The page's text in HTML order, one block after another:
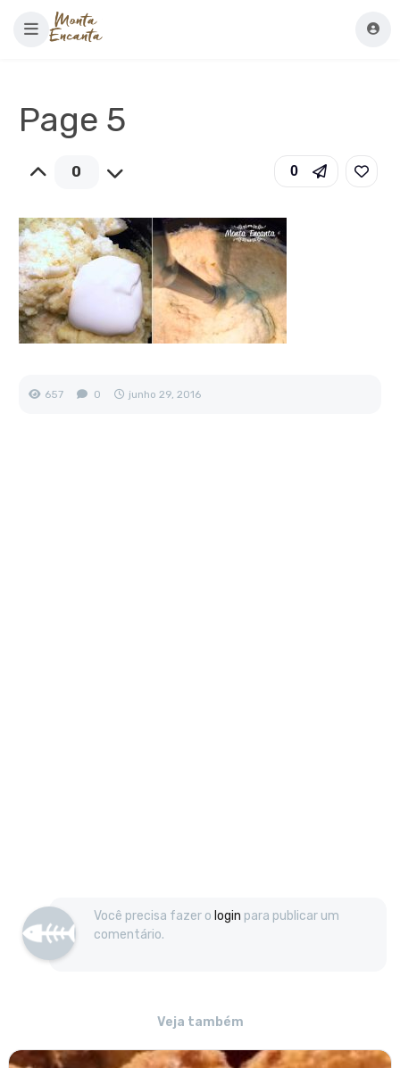
Page 5
0 0
657 0 junho 29, 2016
Você precisa fazer o login para publicar um
comentário.
Veja também